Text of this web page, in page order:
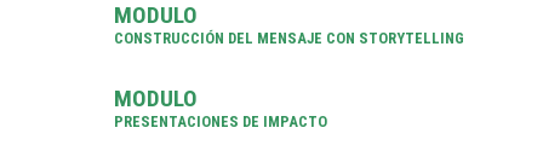
MODULO
CONSTRUCCIÓN DEL MENSAJE CON STORYTELLING
MODULO
PRESENTACIONES DE IMPACTO